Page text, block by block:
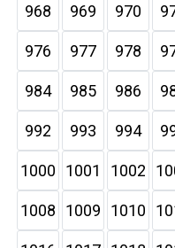
968 969 970
976 977 978
984 985 986
992 993 994
1000 1001 1002
1008 1009 1010